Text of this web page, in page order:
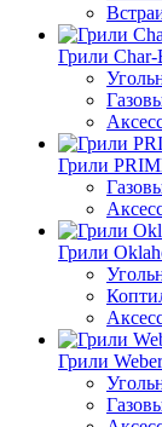
Грили
Грили
Грили
Грили Weber